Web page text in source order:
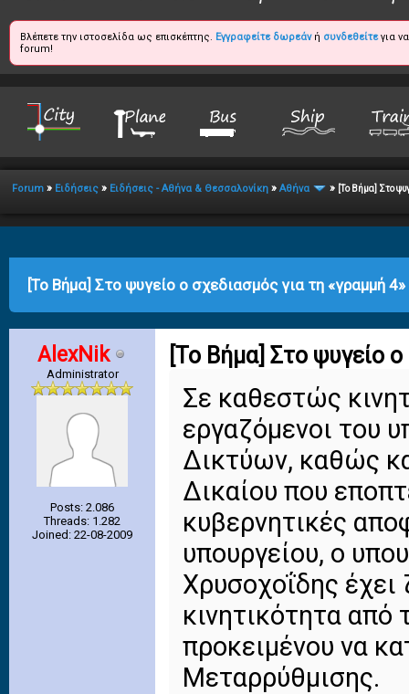
Βλέπετε την ιστοσελίδα ως επισκέπτης. Εγγραφείτε δωρεάνή συνδεθείτεγια
forum!
Forum » Ειδήσεις » Ειδήσεις - Αθήνα & Θεσσαλονίκη » Αθήνα » [Το Βήμα] Στο
[Το Βήμα] Στο ψυγείο ο σχεδιασμός για τη «γραμμή
AlexNik
Administrator
Posts: 2.086
Threads: 1.282
Joined: 22-08-2009
[Το Βήμα] Στο ψυγείο
Σε καθεστώς
εργαζόμενοι του
Δικτύων, καθώς
Δικαίου που
κυβερνητικές
υπουργείου, ο
Χρυσοχοΐδης έχει
κινητικότητα από
προκειμένου να
Μεταρρύθμισης.